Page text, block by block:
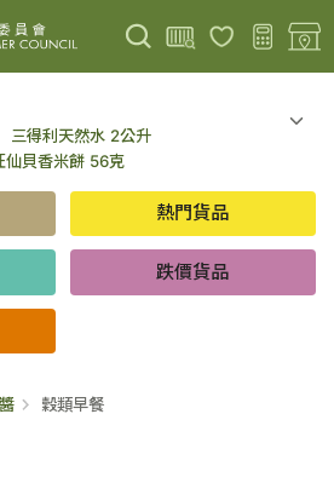
圖片 掃描條碼
三得利天然水 2公升
仙貝香米餅 56克
升 x 6
金象牌頂上茉莉香米 5公斤
熱門貨品
跌價貨品
穀類早餐